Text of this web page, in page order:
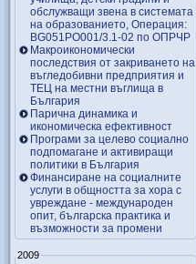
обслужващи звена в системата
на образованието, Операция:
BG051PO001/3.1-02 по ОПРЧР
Макроикономически
последствия от закриването на
въгледобивни предприятия и
ТЕЦ на местни въглища в
България
Парична динамика и
икономическа ефективност
Програми за целево социално
подпомагане и активиращи
политики в България
Финансиране на социалните
услуги в общността за хора с
увреждане - международен
опит, българска практика и
възможности за промени
2009